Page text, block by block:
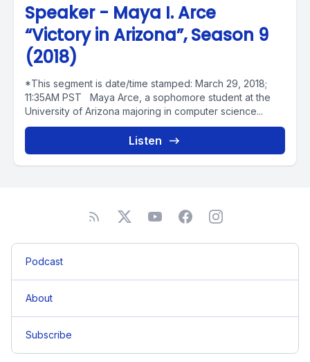
Speaker - Maya I. Arce
“Victory in Arizona”, Season 9
(2018)
*This segment is date/time stamped: March 29, 2018;
11:35AM PST Maya Arce, a sophomore student at the
University of Arizona majoring in computer science...
Listen
Podcast
About
Subscribe